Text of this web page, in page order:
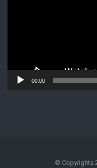
00:00
© Copyrights